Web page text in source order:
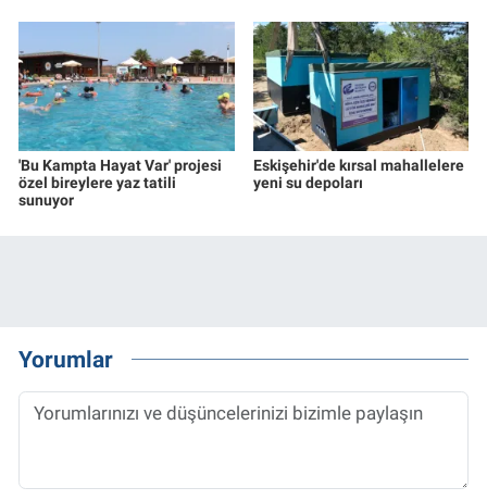
'Bu Kampta Hayat Var' projesi
özel bireylere yaz tatili
sunuyor
Eskişehir'de kırsal mahallelere
yeni su depoları
Yorumlar